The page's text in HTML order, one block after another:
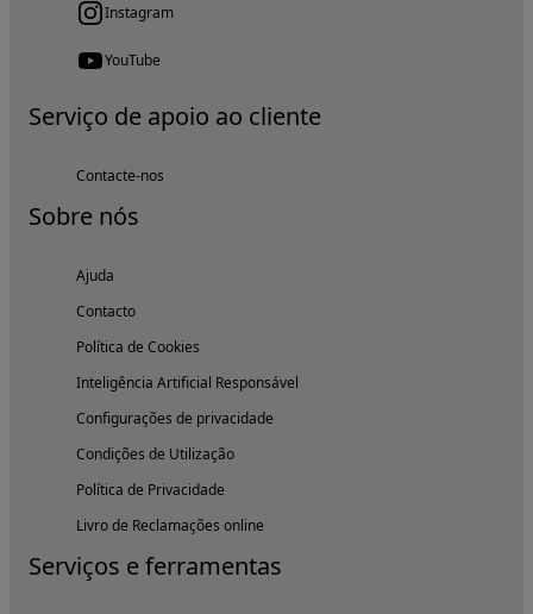
Instagram
YouTube
Serviço de apoio ao cliente
Contacte-nos
Sobre nós
Ajuda
Contacto
Política de Cookies
Inteligência Artificial Responsável
Configurações de privacidade
Condições de Utilização
Política de Privacidade
Livro de Reclamações online
Serviços e ferramentas